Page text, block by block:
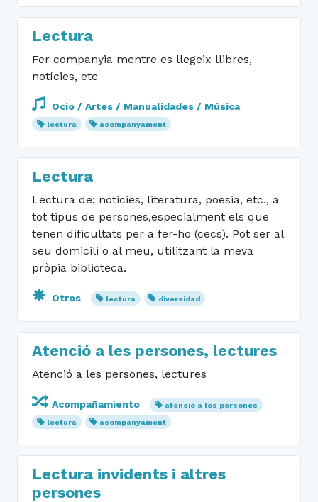
Lectura
Fer companyia mentre es llegeix llibres,
notícies, etc
Ocio / Artes / Manualidades / Música
lectura acompanyament
Lectura
Lectura de: noticies, literatura, poesia, etc., a
tot tipus de persones,especialment els que
tenen dificultats per a fer-ho (cecs). Pot ser al
seu domicili o al meu, utilitzant la meva
pròpia biblioteca.
Otros lectura diversidad
Atenció a les persones, lectures
Atenció a les persones, lectures
Acompañamiento
atenció a les persones
lectura
acompanyament
Lectura invidents i altres
persones